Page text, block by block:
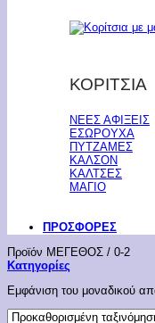
ΚΟΡΙΤΣΙΑ
ΝΕΕΣ ΑΦΙΞΕΙΣ
ΕΣΩΡΟΥΧΑ
ΠΥΤΖΑΜΕΣ
ΚΑΛΣΟΝ
ΚΑΛΤΣΕΣ
ΜΑΓΙΟ
ΠΡΟΣΦΟΡΕΣ
Προϊόν ΜΕΓΕΘΟΣ / 0-2
Κατηγορίες
Εμφάνιση του μοναδικού